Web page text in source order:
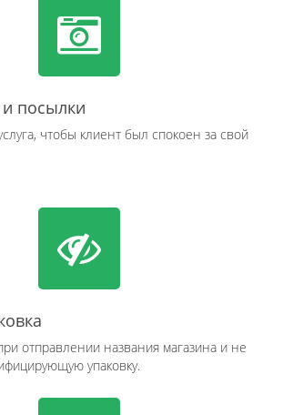
посылки
чтобы клиент был спокоен за свой
отправлении названия магазина и не
упаковку.